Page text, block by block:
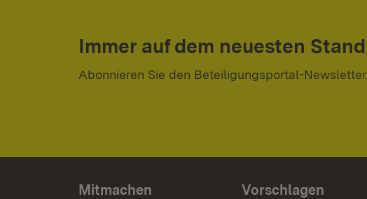
Immer auf dem neuesten Stand
Abonnieren Sie den Beteiligungsportal-Newsletter.
Mitmachen Vorschlagen